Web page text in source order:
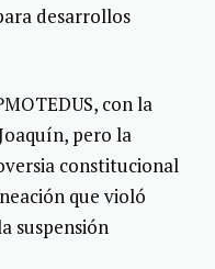
desarrollos
con la
pero la
constitucional
que violó
suspensión